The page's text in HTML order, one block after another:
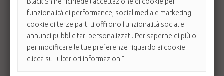
labbra, dona nuovo volume al vermiglio sollevando l’arco di
Cupido, restituendo struttura e turgore alla tua bocca.
Labbra più carnose e sensuali per un sorriso seducente in
sole due ore!
Per massimizzare l’effetto rivitalizzante e di riempimento
delle labbra, saranno sufficienti quattro trattamenti,
funzionalità di performance, social media e marketing. I
cookie di terze parti ti offrono funzionalità social e
annunci pubblicitari personalizzati. Per saperne di più o
per modificare le tue preferenze riguardo ai cookie
clicca su "ulteriori informazioni".